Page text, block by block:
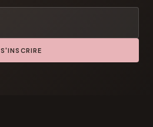
S'INSCRIRE